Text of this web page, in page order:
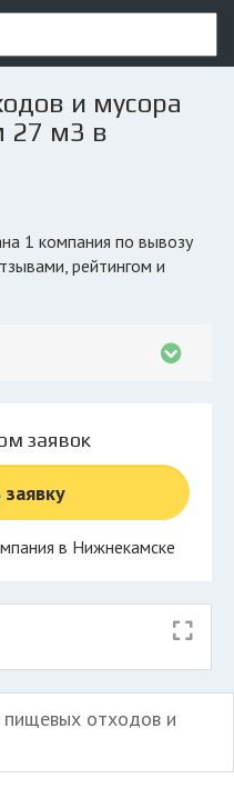
и мусора
27 м3 в
рейтингом и
заявок
в Нижнекамске
пищевых отходов и